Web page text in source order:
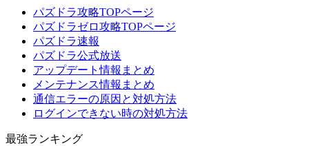
パズドラ攻略TOPページ
パズドラゼロ攻略TOPページ
パズドラ速報
パズドラ公式放送
アップデート情報まとめ
メンテナンス情報まとめ
通信エラーの原因と対処方法
ログインできない時の対処方法
最強ランキング